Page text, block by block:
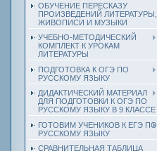
ОБУЧЕНИЕ ПЕРЕСКАЗУ
ПРОИЗВЕДЕНИЙ ЛИТЕРАТУРЫ,
ЖИВОПИСИ И МУЗЫКИ
УЧЕБНО-МЕТОДИЧЕСКИЙ
КОМПЛЕКТ К УРОКАМ
ЛИТЕРАТУРЫ
ПОДГОТОВКА К ОГЭ ПО
РУССКОМУ ЯЗЫКУ
ДИДАКТИЧЕСКИЙ МАТЕРИАЛ
ДЛЯ ПОДГОТОВКИ К ОГЭ ПО
РУССКОМУ ЯЗЫКУ В 9 КЛАССЕ
ГОТОВИМ УЧЕНИКОВ К ЕГЭ ПО
РУССКОМУ ЯЗЫКУ
СРАВНИТЕЛЬНАЯ ТАБЛИЦА